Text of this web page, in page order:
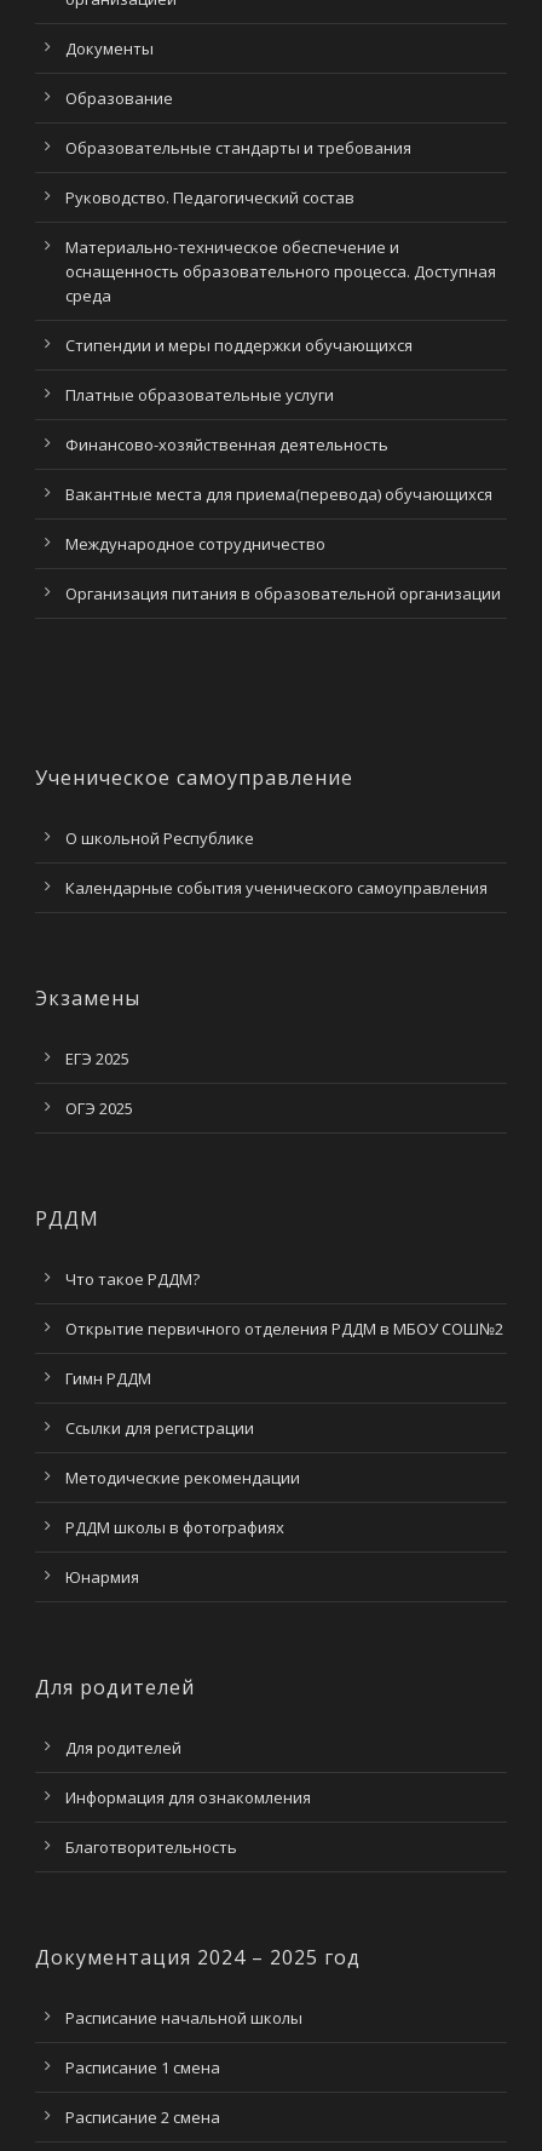
Документы
Образование
Образовательные стандарты и требования
Руководство. Педагогический состав
Материально-техническое обеспечение и
оснащенность образовательного процесса. Доступная
среда
Стипендии и меры поддержки обучающихся
Платные образовательные услуги
Финансово-хозяйственная деятельность
Вакантные места для приема(перевода) обучающихся
Международное сотрудничество
Организация питания в образовательной организации
Ученическое самоуправление
О школьной Республике
Календарные события ученического самоуправления
Экзамены
ЕГЭ 2025
ОГЭ 2025
РДДМ
Что такое РДДМ?
Открытие первичного отделения РДДМ в МБОУ СОШ№2
Гимн РДДМ
Ссылки для регистрации
Методические рекомендации
РДДМ школы в фотографиях
Юнармия
Для родителей
Для родителей
Информация для ознакомления
Благотворительность
Документация 2024 – 2025 год
Расписание начальной школы
Расписание 1 смена
Расписание 2 смена